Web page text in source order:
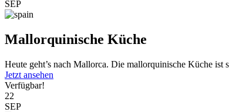
SEP
Mallorquinische Küche
Heute geht’s nach Mallorca. Die mallorquinische Küche
Jetzt ansehen
Verfügbar!
22
SEP